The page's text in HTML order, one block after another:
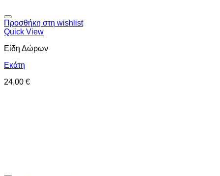
Προσθήκη στη wishlist
Quick View
Είδη Δώρων
Εκάτη
24,00 €